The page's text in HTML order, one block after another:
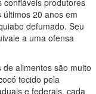
confiáveis produtores
20 anos em
defumado. Seu
a uma ofensa
alimentos são muito
tecido pela
e federais, cada